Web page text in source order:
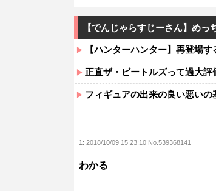
【でんじゃらすじーさん】め
【ハンターハンター】再登場す
正直ザ・ビートルズって過大評
フィギュアの出来の良い悪い
1: 2018/10/09 15:23:10 No.539368141
わかる